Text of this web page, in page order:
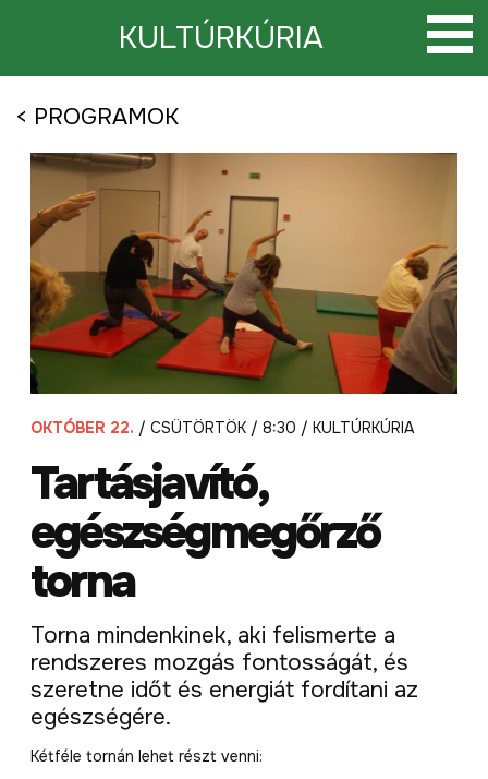
KULTÚRKÚRIA
< PROGRAMOK
OKTÓBER 22. / CSÜTÖRTÖK / 8:30 / KULTÚRKÚRIA
Tartásjavító,
egészségmegőrző
torna
Torna mindenkinek, aki felismerte a
rendszeres mozgás fontosságát, és
szeretne időt és energiát fordítani az
egészségére.
Kétféle tornán lehet részt venni: